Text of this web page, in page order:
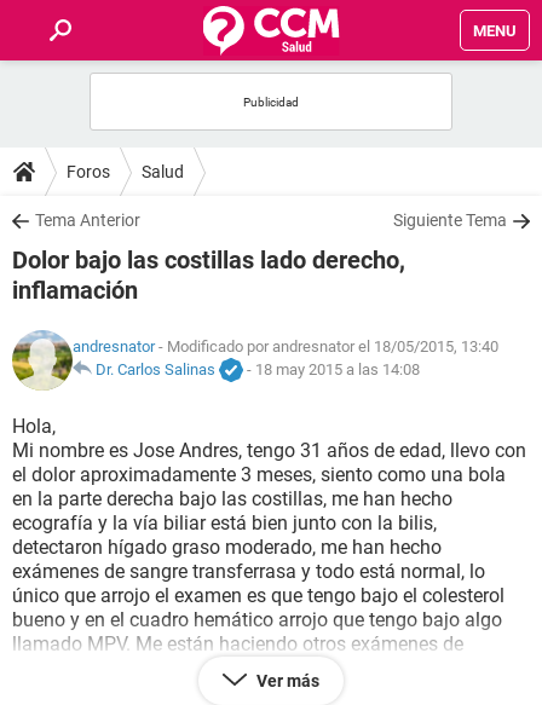
MENU
FOROS
SALUD
FAMILIA
NUTRICIÓN
SEXUALIDAD
GLOSARIO
Foros Salud
Tema Anterior Siguiente Tema
Dolor bajo las costillas lado derecho,
inflamación
andresnator- Modificado por andresnator el 18/05/2015, 13:40
Dr. Carlos Salinas
- 18 may 2015 a las 14:08
Hola,
Mi nombre es Jose Andres, tengo 31 años de edad, llevo con
el dolor aproximadamente 3 meses, siento como una bola
en la parte derecha bajo las costillas, me han hecho
ecografía y la vía biliar está bien junto con la bilis,
detectaron hígado graso moderado, me han hecho
exámenes de sangre transferrasa y todo está normal, lo
único que arrojo el examen es que tengo bajo el colesterol
bueno y en el cuadro hemático arrojo que tengo bajo algo
llamado MPV. Me están haciendo otros exámenes de
glicemia y de tórax a través de una radiografía. Mi
preocupación radica es que pasa el tiempo y no tengo un
Ver más